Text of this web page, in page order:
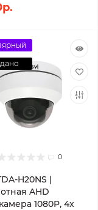
0
H20NS |
AHD
1080P, 4x